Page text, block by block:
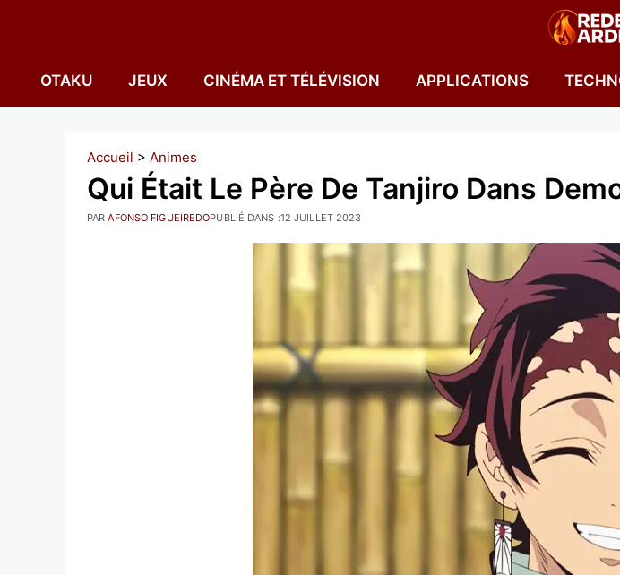
OTAKU JEUX CINÉMA ET TÉLÉVISION APPLICATIONS
Accueil > Animes
Qui Était Le Père De Tanjiro Dans
PUBLIÉ DANS :12 JUILLET 2023
PARAFONSO FIGUEIREDO